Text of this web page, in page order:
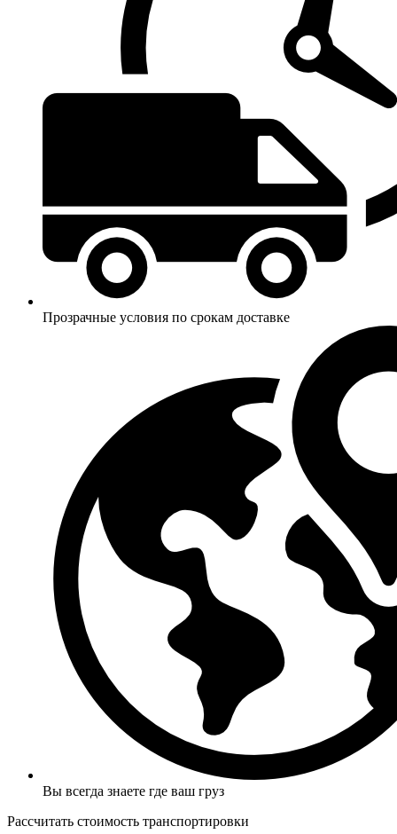
Прозрачные условия по срокам доставке
Вы всегда знаете где ваш груз
Рассчитать стоимость транспортировки